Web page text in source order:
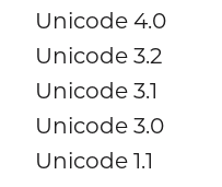
Unicode 4.0
Unicode 3.2
Unicode 3.1
Unicode 3.0
Unicode 1.1